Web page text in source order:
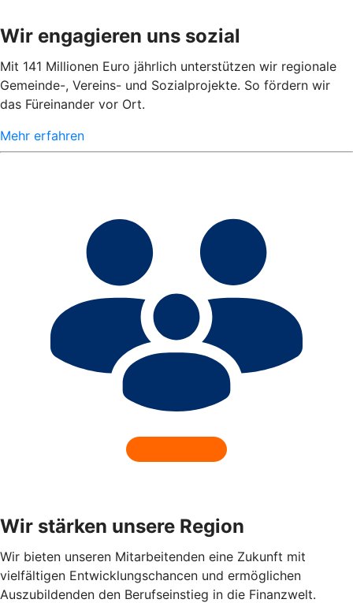
Wir engagieren uns sozial
Mit 141 Millionen Euro jährlich unterstützen wir regionale
Gemeinde-, Vereins- und Sozialprojekte. So fördern wir
das Füreinander vor Ort.
Mehr erfahren
Wir stärken unsere Region
Wir bieten unseren Mitarbeitenden eine Zukunft mit
vielfältigen Entwicklungschancen und ermöglichen
Auszubildenden den Berufseinstieg in die Finanzwelt.